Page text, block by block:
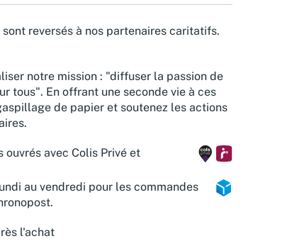
sont reversés à nos partenaires caritatifs.
notre mission : "diffuser la passion de
tous". En offrant une seconde vie à ces
de papier et soutenez les actions
ouvrés avec Colis Privé et
au vendredi pour les commandes
l'achat